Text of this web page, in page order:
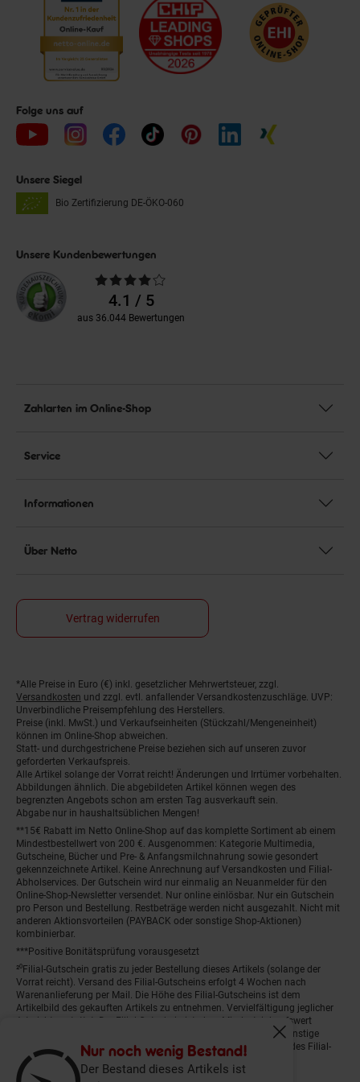
Nur noch wenig Bestand!
Der Bestand dieses Artikels ist
Fenster
Folge uns auf
Unsere Siegel
Bio Zertifizierung DE-ÖKO-060
Unsere Kundenbewertungen
Durchschnittliche
Bewertungen4.1 / 5
aus 36.044 Bewertungen
Zahlarten im Online-Shop
Service
Informationen
Über Netto
Vertrag widerrufen
Fußnoten
*Alle Preise in Euro (€) inkl. gesetzlicher Mehrwertsteuer, zzgl.
Versandkosten und zzgl. evtl. anfallender Versandkostenzuschläge. UVP:
Unverbindliche Preisempfehlung des Herstellers.
Preise (inkl. MwSt.) und Verkaufseinheiten (Stückzahl/Mengeneinheit)
können im Online-Shop abweichen.
Statt- und durchgestrichene Preise beziehen sich auf unseren zuvor
geforderten Verkaufspreis.
Alle Artikel solange der Vorrat reicht! Änderungen und Irrtümer vorbehalten.
Abbildungen ähnlich. Die abgebildeten Artikel können wegen des
begrenzten Angebots schon am ersten Tag ausverkauft sein.
Abgabe nur in haushaltsüblichen Mengen!
**15€ Rabatt im Netto Online-Shop auf das komplette Sortiment ab einem
Mindestbestellwert von 200 €. Ausgenommen: Kategorie Multimedia,
Gutscheine, Bücher und Pre- & Anfangsmilchnahrung sowie gesondert
gekennzeichnete Artikel. Keine Anrechnung auf Versandkosten und Filial-
Abholservices. Der Gutschein wird nur einmalig an Neuanmelder für den
Online-Shop-Newsletter versendet. Nur online einlösbar. Nur ein Gutschein
pro Person und Bestellung. Restbeträge werden nicht ausgezahlt. Nicht mit
anderen Aktionsvorteilen (PAYBACK oder sonstige Shop-Aktionen)
kombinierbar.
***Positive Bonitätsprüfung vorausgesetzt
²⁰Filial-Gutschein gratis zu jeder Bestellung dieses Artikels (solange der
Vorrat reicht). Versand des Filial-Gutscheins erfolgt 4 Wochen nach
Warenanlieferung per Mail. Die Höhe des Filial-Gutscheins ist dem
Artikelbild des gekauften Artikels zu entnehmen. Vervielfältigung jeglicher
Art nicht gestattet. Der Filial-Gutschein ist ohne Mindesteinkaufswert
einlösbar. Nicht mit anderen Aktionsvorteilen (PAYBACK oder sonstige
Shop-Aktionen) kombinierbar. Der jeweilige Gültigkeitszeitraum des Filial-
Gutscheins ist darauf vermerkt.